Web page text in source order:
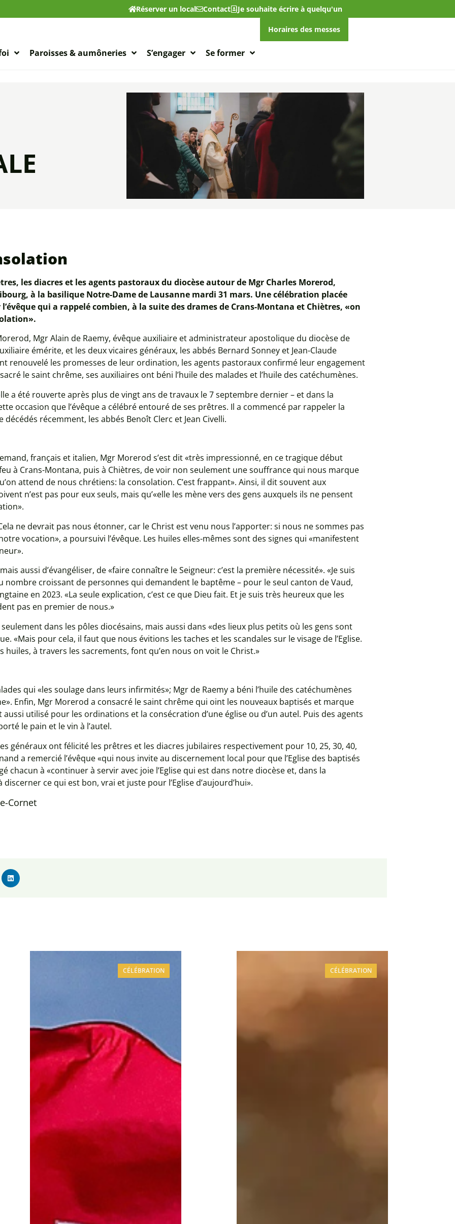
Réserver un local Contact Je souhaite écrire à quelqu'un
Paroisses & aumôneries S’engager Se former
Horaires des messes
les diacres et les agents pastoraux du diocèse autour de Mgr Charles Morerod,
à la basilique Notre-Dame de Lausanne mardi 31 mars. Une célébration placée
qui a rappelé combien, à la suite des drames de Crans-Montana et Chiètres, «on
Mgr Alain de Raemy, évêque auxiliaire et administrateur apostolique du diocèse de
émérite, et les deux vicaires généraux, les abbés Bernard Sonney et Jean-Claude
renouvelé les promesses de leur ordination, les agents pastoraux confirmé leur engagement
le saint chrême, ses auxiliaires ont béni l’huile des malades et l’huile des catéchumènes.
a été rouverte après plus de vingt ans de travaux le 7 septembre dernier – et dans la
occasion que l’évêque a célébré entouré de ses prêtres. Il a commencé par rappeler la
récemment, les abbés Benoît Clerc et Jean Civelli.
français et italien, Mgr Morerod s’est dit «très impressionné, en ce tragique début
à Crans-Montana, puis à Chiètres, de voir non seulement une souffrance qui nous marque
attend de nous chrétiens: la consolation. C’est frappant». Ainsi, il dit souvent aux
n’est pas pour eux seuls, mais qu’«elle les mène vers des gens auxquels ils ne pensent
ne devrait pas nous étonner, car le Christ est venu nous l’apporter: si nous ne sommes pas
vocation», a poursuivi l’évêque. Les huiles elles-mêmes sont des signes qui «manifestent
aussi d’évangéliser, de «faire connaître le Seigneur: c’est la première nécessité». «Je suis
croissant de personnes qui demandent le baptême – pour le seul canton de Vaud,
en 2023. «La seule explication, c’est ce que Dieu fait. Et je suis très heureux que les
pas en premier de nous.»
dans les pôles diocésains, mais aussi dans «des lieux plus petits où les gens sont
«Mais pour cela, il faut que nous évitions les taches et les scandales sur le visage de l’Eglise.
huiles, à travers les sacrements, font qu’en nous on voit le Christ.»
qui «les soulage dans leurs infirmités»; Mgr de Raemy a béni l’huile des catéchumènes
Enfin, Mgr Morerod a consacré le saint chrême qui oint les nouveaux baptisés et marque
utilisé pour les ordinations et la consécration d’une église ou d’un autel. Puis des agents
le pain et le vin à l’autel.
généraux ont félicité les prêtres et les diacres jubilaires respectivement pour 10, 25, 30, 40,
a remercié l’évêque «qui nous invite au discernement local pour que l’Eglise des baptisés
chacun à «continuer à servir avec joie l’Eglise qui est dans notre diocèse et, dans la
discerner ce qui est bon, vrai et juste pour l’Eglise d’aujourd’hui».
Cornet
CÉLÉBRATION CÉLÉBRATION